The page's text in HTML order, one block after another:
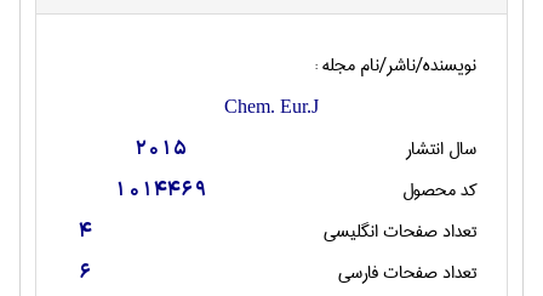
نویسنده/ناشر/نام مجله :
Chem. Eur.J
سال انتشار 2015
کد محصول 1014469
تعداد صفحات انگليسی 4
تعداد صفحات فارسی 6